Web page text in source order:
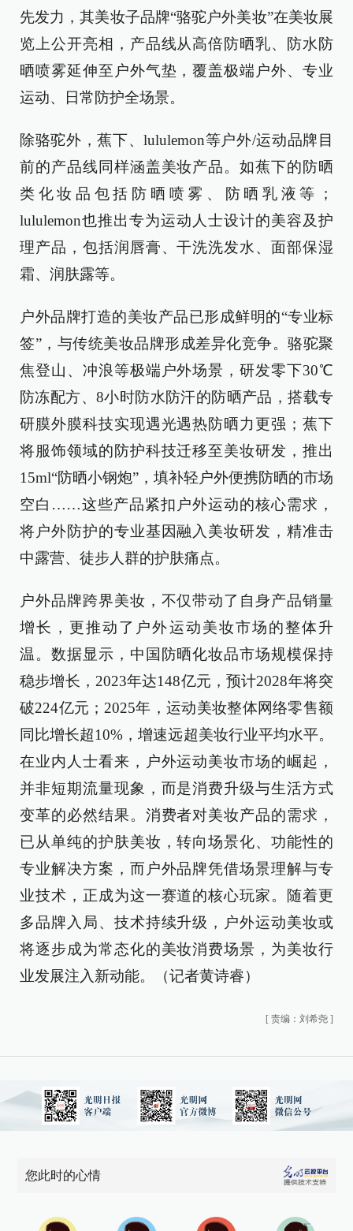
先发力，其美妆子品牌“骆驼户外美妆”在美妆展
览上公开亮相，产品线从高倍防晒乳、防水防
晒喷雾延伸至户外气垫，覆盖极端户外、专业
运动、日常防护全场景。
除骆驼外，蕉下、lululemon等户外/运动品牌目
前的产品线同样涵盖美妆产品。如蕉下的防晒
类化妆品包括防晒喷雾、防晒乳液等；
lululemon也推出专为运动人士设计的美容及护
理产品，包括润唇膏、干洗洗发水、面部保湿
霜、润肤露等。
户外品牌打造的美妆产品已形成鲜明的“专业标
签”，与传统美妆品牌形成差异化竞争。骆驼聚
焦登山、冲浪等极端户外场景，研发零下30℃
防冻配方、8小时防水防汗的防晒产品，搭载专
研膜外膜科技实现遇光遇热防晒力更强；蕉下
将服饰领域的防护科技迁移至美妆研发，推出
15ml“防晒小钢炮”，填补轻户外便携防晒的市场
空白……这些产品紧扣户外运动的核心需求，
将户外防护的专业基因融入美妆研发，精准击
中露营、徒步人群的护肤痛点。
户外品牌跨界美妆，不仅带动了自身产品销量
增长，更推动了户外运动美妆市场的整体升
温。数据显示，中国防晒化妆品市场规模保持
稳步增长，2023年达148亿元，预计2028年将突
破224亿元；2025年，运动美妆整体网络零售额
同比增长超10%，增速远超美妆行业平均水平。
在业内人士看来，户外运动美妆市场的崛起，
并非短期流量现象，而是消费升级与生活方式
变革的必然结果。消费者对美妆产品的需求，
已从单纯的护肤美妆，转向场景化、功能性的
专业解决方案，而户外品牌凭借场景理解与专
业技术，正成为这一赛道的核心玩家。随着更
多品牌入局、技术持续升级，户外运动美妆或
将逐步成为常态化的美妆消费场景，为美妆行
业发展注入新动能。（记者黄诗睿）
[ 责编：刘希尧 ]
您此时的心情